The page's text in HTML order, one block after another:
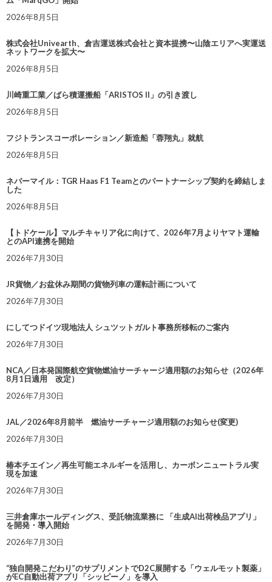
2026年8月5日
株式会社Univearth、倉吉運送株式会社と資本提携〜山陰エリアへ実運送
ネットワークを拡大〜
2026年8月5日
川崎重工業／ばら積運搬船「ARISTOS II」の引き渡し
2026年8月5日
フジトランスコーポレーション／新造船「蓉翔丸」就航
2026年8月5日
ネバーマイル：TGR Haas F1 Teamとのパートナーシップ契約を締結しま
した
2026年8月5日
【トドケール】マルチキャリア化に向けて、2026年7月よりヤマト運輸
とのAPI連携を開始
2026年7月30日
JR貨物／お盆休み期間の貨物列車の運転計画について
2026年7月30日
にしてつドイツ現地法人 シュツットガルト事務所移転のご案内
2026年7月30日
NCA／日本発国際航空貨物燃油サーチャージ適用額のお知らせ（2026年
8月1日適用 改定）
2026年7月30日
JAL／2026年8月前半 燃油サーチャージ適用額のお知らせ(変更)
2026年7月30日
椿本チエイン／再生可能エネルギーを活用し、カーボンニュートラル実
現を加速
2026年7月30日
三井倉庫ホールディングス、受託物流業務に 「生成AI出荷検品アプリ」
を開発・導入開始
2026年7月30日
“独自開発こだわり”のサプリメントでD2C展開する「ウェルモット製薬」
がEC自動出荷アプリ「シッピーノ」を導入